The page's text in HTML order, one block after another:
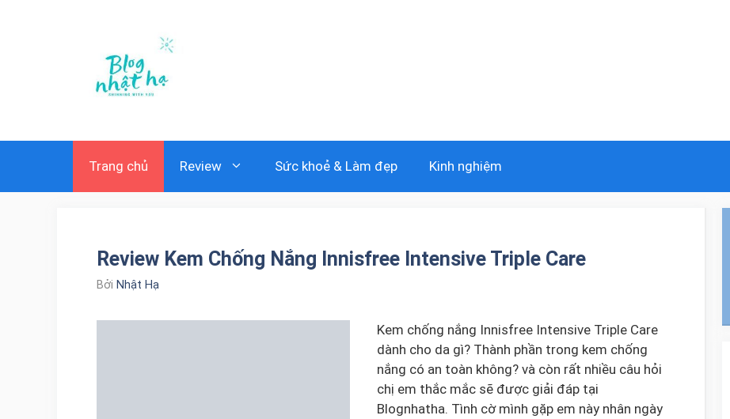
Trang chủ Review Sức khoẻ & Làm đẹp Kinh nghiệm
Review Kem Chống Nắng Innisfree Intensive Triple Care
Bởi Nhật Hạ
Kem chống nắng Innisfree Intensive Triple Care
dành cho da gì? Thành phần trong kem chống
nắng có an toàn không? và còn rất nhiều câu hỏi
chị em thắc mắc sẽ được giải đáp tại
Blognhatha. Tình cờ mình gặp em này nhân ngày